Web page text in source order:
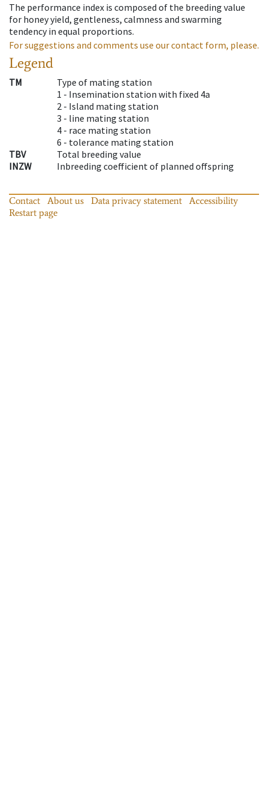
The performance index is composed of the breeding value
for honey yield, gentleness, calmness and swarming
tendency in equal proportions.
For suggestions and comments use our contact form, please.
Legend
TM
Type of mating station
1 - Insemination station with fixed 4a
2 - Island mating station
3 - line mating station
4 - race mating station
6 - tolerance mating station
TBV
Total breeding value
INZW
Inbreeding coefficient of planned offspring
Contact About us Data privacy statement
Accessibility
Restart page